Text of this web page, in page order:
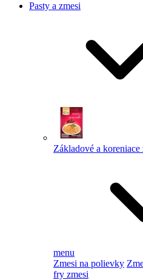
Pasty a zmesi
Základové a koreniace
menu
Zmesi na polievky
fry zmesi